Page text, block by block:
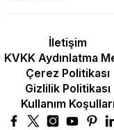
İletişim
KVKK Aydınlatma
Çerez Politikası
Gizlilik Politikası
Kullanım Koşulları